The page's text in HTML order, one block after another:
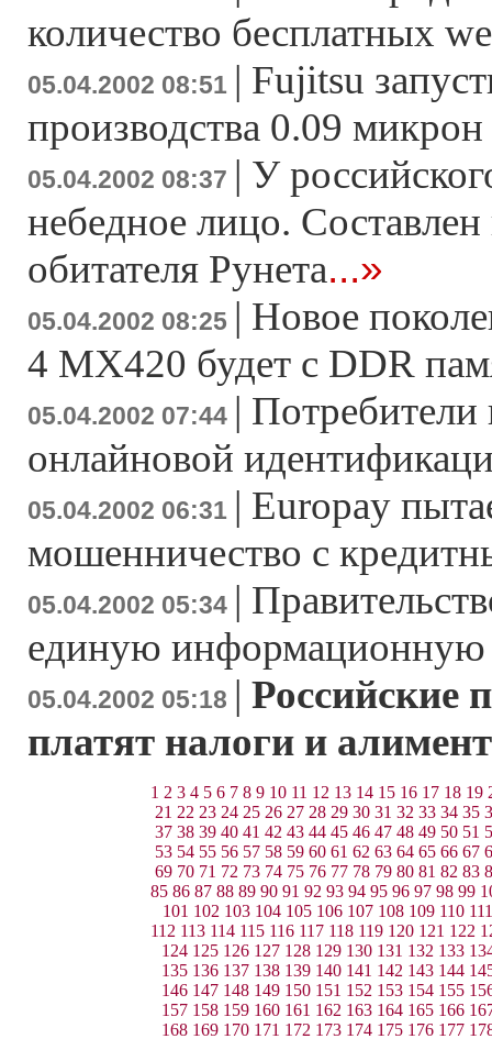
количество бесплатных
05.04.2002 08:51 | Fujitsu
производства 0.09
05.04.2002 08:37 | У
небедное лицо.
обитателя Рунета...»
05.04.2002 08:25 | Новое
4 MX420 будет с DDR
05.04.2002 07:44 | Потребители
онлайновой
05.04.2002 06:31 | Europay
мошенничество с
05.04.2002 05:34 |
единую информационную
05.04.2002 05:18 | Российские
платят налоги и
1 2 3 4 5 6 7 8 9 10 11 12 13 14 15 16 17 18 19
21 22 23 24 25 26 27 28 29 30 31 32 33 34 35
37 38 39 40 41 42 43 44 45 46 47 48 49 50 51
53 54 55 56 57 58 59 60 61 62 63 64 65 66 67
69 70 71 72 73 74 75 76 77 78 79 80 81 82 83
85 86 87 88 89 90 91 92 93 94 95 96 97 98 99
101 102 103 104 105 106 107 108 109 110 111
112 113 114 115 116 117 118 119 120 121 122
124 125 126 127 128 129 130 131 132 133
135 136 137 138 139 140 141 142 143 144
146 147 148 149 150 151 152 153 154 155
157 158 159 160 161 162 163 164 165 166
168 169 170 171 172 173 174 175 176 177